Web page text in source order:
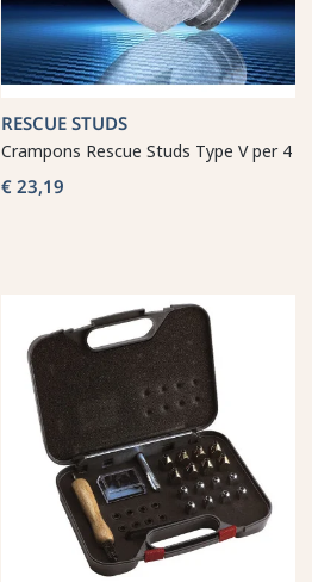
RESCUE STUDS
Crampons Rescue Studs Type V per 4
€ 23,19